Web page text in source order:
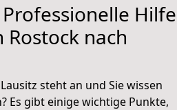
Hilfe
nach
steht an und Sie wissen
Es gibt einige wichtige Punkte,